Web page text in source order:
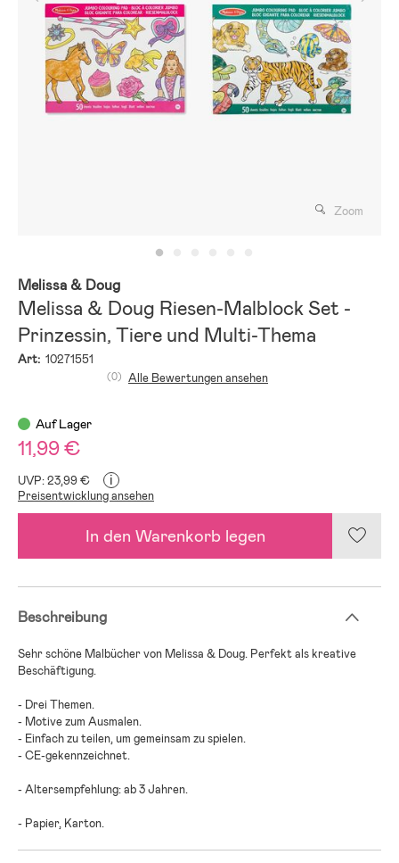
Zoom
Melissa & Doug
Melissa & Doug Riesen-Malblock Set -
Prinzessin, Tiere und Multi-Thema
Art: 10271551
(0) Alle Bewertungen ansehen
Auf Lager
11,99 €
UVP: 23,99 € i
Preisentwicklung ansehen
In den Warenkorb legen
Beschreibung
Sehr schöne Malbücher von Melissa & Doug. Perfekt als kreative
Beschäftigung.
- Drei Themen.
- Motive zum Ausmalen.
- Einfach zu teilen, um gemeinsam zu spielen.
- CE-gekennzeichnet.
- Altersempfehlung: ab 3 Jahren.
- Papier, Karton.